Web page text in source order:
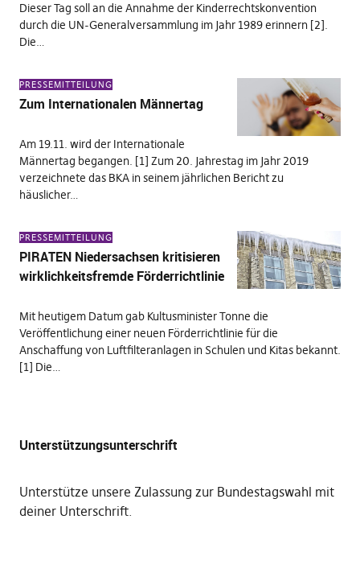
Dieser Tag soll an die Annahme der Kinderrechtskonvention
durch die UN-Generalversammlung im Jahr 1989 erinnern [2].
Die…
PRESSEMITTEILUNG
Zum Internationalen Männertag
Am 19.11. wird der Internationale
Männertag begangen. [1] Zum 20. Jahrestag im Jahr 2019
verzeichnete das BKA in seinem jährlichen Bericht zu
häuslicher…
PRESSEMITTEILUNG
PIRATEN Niedersachsen kritisieren
wirklichkeitsfremde Förderrichtlinie
Mit heutigem Datum gab Kultusminister Tonne die
Veröffentlichung einer neuen Förderrichtlinie für die
Anschaffung von Luftfilteranlagen in Schulen und Kitas bekannt.
[1] Die…
Unterstützungsunterschrift
Unterstütze unsere Zulassung zur Bundestagswahl mit
deiner Unterschrift.